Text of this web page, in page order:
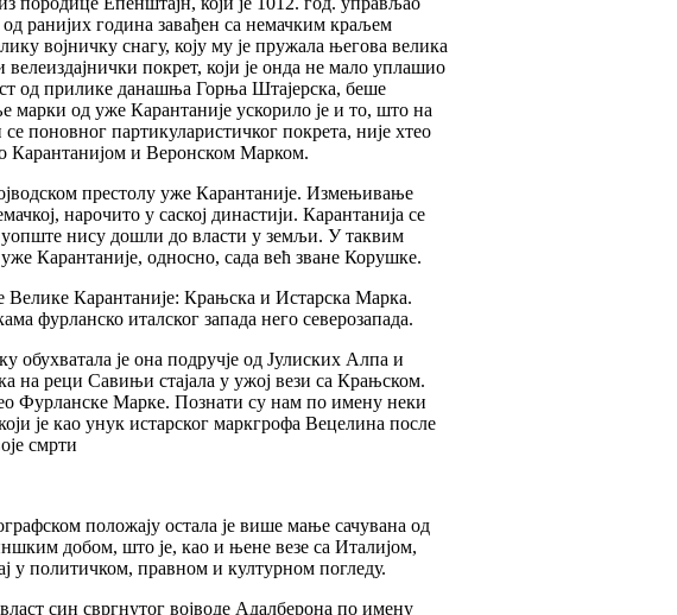
ранијих година завађен са немачким краљем
војничку снагу, коју му је пружала његова велика
покрет, који је онда не мало уплашио
од прилике данашња Горња Штајерска, беше
од уже Карантаније ускорило је и то, што на
поновног партикуларистичког покрета, није хтео
Карантанијом и Веронском Марком.
престолу уже Карантаније. Измењивање
нарочито у саској династији. Карантанија се
уопште нису дошли до власти у земљи. У таквим
Карантаније, односно, сада већ зване Корушке.
Карантаније: Крањска и Истарска Марка.
фурланско италског запада него северозапада.
обухватала је она подручје од Јулиских Алпа и
на реци Савињи стајала у ужој вези са Крањском.
Фурланске Марке. Познати су нам по имену неки
је као унук истарског маркгрофа Вецелина после
смрти
положају остала је више мање сачувана од
добом, што је, као и њене везе са Италијом,
у политичком, правном и културном погледу.
син свргнутог војводе Адалберона по имену